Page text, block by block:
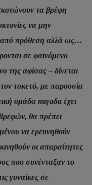
τα βρέφη
να μην
από πρόθεση αλλά ως…
σε φαινόμενο
της αφίσας – δίνεται
τοκετό, με παρουσία
ομάδα mιγaδa έχει
θα πρέπει
να ερευνηθούν
οι απαραίτητες
που συνένταξαν το
γυναίκες σε